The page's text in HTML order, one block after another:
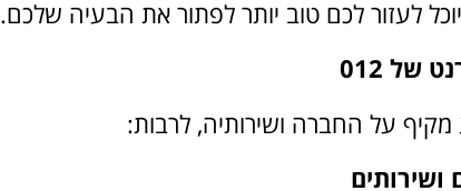
לעזור לכם טוב יותר לפתור את הבעיה שלכם.
של 012
ושירותים